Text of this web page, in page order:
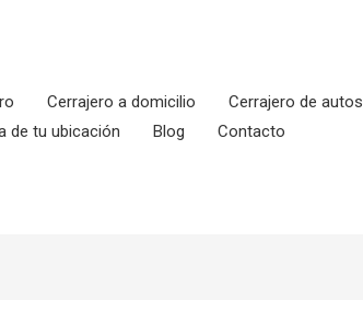
Cerrajero a domicilio Cerrajero de autos
de tu ubicación Blog Contacto